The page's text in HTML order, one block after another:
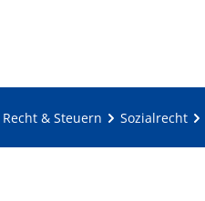
Recht & Steuern Sozialrecht